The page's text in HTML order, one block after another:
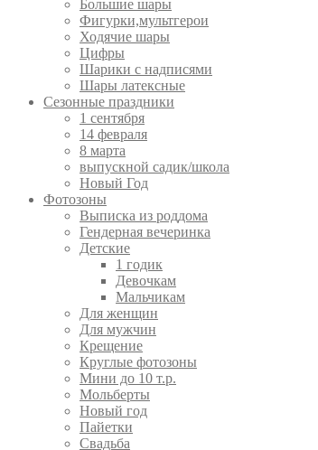
Большие шары
Фигурки,мультгерои
Ходячие шары
Цифры
Шарики с надписями
Шары латексные
Сезонные праздники
1 сентября
14 февраля
8 марта
выпускной садик/школа
Новый Год
Фотозоны
Выписка из роддома
Гендерная вечеринка
Детские
1 годик
Девочкам
Мальчикам
Для женщин
Для мужчин
Крещение
Круглые фотозоны
Мини до 10 т.р.
Мольберты
Новый год
Пайетки
Свадьба